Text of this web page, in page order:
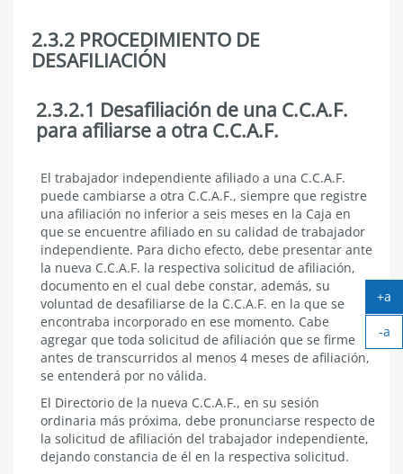
2.3.2 PROCEDIMIENTO DE
DESAFILIACIÓN
2.3.2
PROCEDIMIENTO
DE
2.3.2.1 Desafiliación de una C.C.A.F.
para afiliarse a otra C.C.A.F.
2.3.2.1
Desafiliación
de
una
C.C.A.F.
para
afiliarse
a
otra
C.C.A.F.
El trabajador independiente afiliado a una C.C.A.F.
puede cambiarse a otra C.C.A.F., siempre que registre
una afiliación no inferior a seis meses en la Caja en
que se encuentre afiliado en su calidad de trabajador
independiente. Para dicho efecto, debe presentar ante
la nueva C.C.A.F. la respectiva solicitud de afiliación,
documento en el cual debe constar, además, su
voluntad de desafiliarse de la C.C.A.F. en la que se
encontraba incorporado en ese momento. Cabe
agregar que toda solicitud de afiliación que se firme
antes de transcurridos al menos 4 meses de afiliación,
se entenderá por no válida.
El Directorio de la nueva C.C.A.F., en su sesión
ordinaria más próxima, debe pronunciarse respecto de
la solicitud de afiliación del trabajador independiente,
dejando constancia de él en la respectiva solicitud.
+a
-a